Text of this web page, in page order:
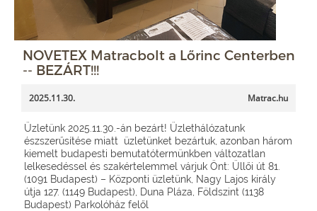
NOVETEX Matracbolt a Lőrinc Centerben
-- BEZÁRT!!!
2025.11.30. Matrac.hu
Üzletünk 2025.11.30.-án bezárt! Üzlethálózatunk
észszerűsítése miatt üzletünket bezártuk, azonban három
kiemelt budapesti bemutatótermünkben változatlan
lelkesedéssel és szakértelemmel várjuk Önt: Üllői út 81.
(1091 Budapest) – Központi üzletünk, Nagy Lajos király
útja 127. (1149 Budapest), Duna Pláza, Földszint (1138
Budapest) Parkolóház felől